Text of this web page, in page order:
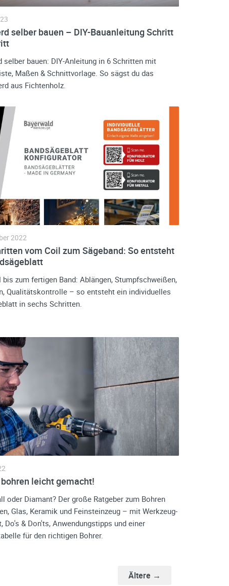
selber bauen – DIY-Bauanleitung Schritt
selber bauen: DIY-Anleitung in 6 Schritten mit
Maßen & Schnittvorlage. So sägst du das
aus Fichtenholz.
vom Coil zum Sägeband: So entsteht
2022
zum fertigen Band: Ablängen, Stumpfschweißen,
Qualitätskontrolle – so entsteht ein individuelles
in sechs Schritten.
leicht gemacht!
oder Diamant? Der große Ratgeber zum Bohren
Glas, Keramik und Feinsteinzeug – mit Werkzeug-
Do's & Don'ts, Anwendungstipps und einer
für den richtigen Bohrer.
Ältere →